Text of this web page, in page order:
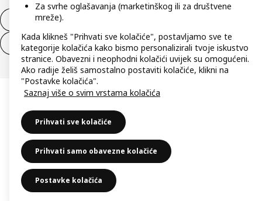
Jednostrani raskid ugovora
Jednostrani raskid ugovora za usluge
Za svrhe oglašavanja (marketinškog ili za društvene
mreže).
Kada klikneš "Prihvati sve kolačiće", postavljamo sve te
kategorije kolačića kako bismo personalizirali tvoje iskustvo
stranice. Obavezni i neophodni kolačići uvijek su omogućeni.
Ako radije želiš samostalno postaviti kolačiće, klikni na
"Postavke kolačića".
Saznaj više o svim vrstama kolačića
Prihvati sve kolačiće
Prihvati samo obavezne kolačiće
Postavke kolačića